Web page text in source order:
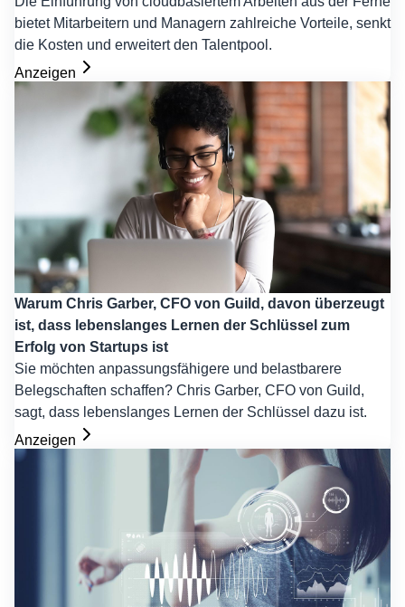
bietet Mitarbeitern und Managern zahlreiche Vorteile, senkt
die Kosten und erweitert den Talentpool.
Anzeigen
Warum Chris Garber, CFO von Guild, davon überzeugt
ist, dass lebenslanges Lernen der Schlüssel zum
Erfolg von Startups ist
Sie möchten anpassungsfähigere und belastbarere
Belegschaften schaffen? Chris Garber, CFO von Guild,
sagt, dass lebenslanges Lernen der Schlüssel dazu ist.
Anzeigen